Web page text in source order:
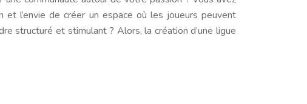
et l’envie de créer un espace où les joueurs peuvent
structuré et stimulant ? Alors, la création d’une ligue